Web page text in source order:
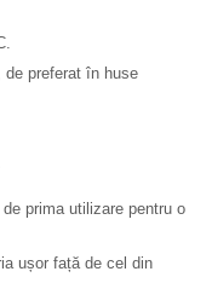
preferat în huse
prima utilizare pentru o
ușor față de cel din